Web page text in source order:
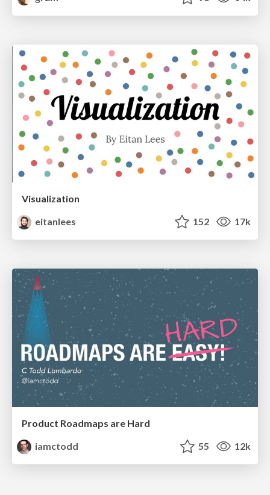
Visualization
eitanlees
152 17k
Product Roadmaps are Hard
iamctodd
55 12k